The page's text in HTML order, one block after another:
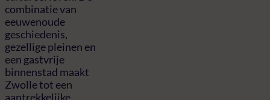
combinatie van
eeuwenoude
geschiedenis,
gezellige pleinen en
een gastvrije
binnenstad maakt
Zwolle tot een
aantrekkelijke